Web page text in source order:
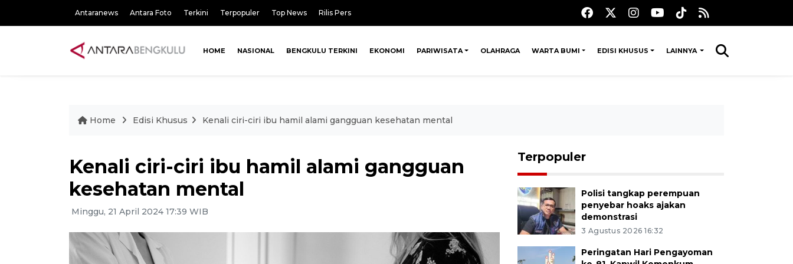
Antaranews Antara Foto Terkini Terpopuler Top News Rilis Pers
HOME NASIONAL BENGKULU TERKINI EKONOMI PARIWISATA OLAHRAGA WARTA BUMI EDISI KHUSUS LAINNYA
Home Edisi Khusus Kenali ciri-ciri ibu hamil alami gangguan kesehatan mental
Kenali ciri-ciri ibu hamil alami gangguan
kesehatan mental
Minggu, 21 April 2024 17:39 WIB
Terpopuler
Polisi tangkap perempuan
penyebar hoaks ajakan
demonstrasi
3 Agustus 2026 16:32
Peringatan Hari Pengayoman